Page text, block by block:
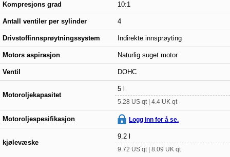
Kompresjons grad 10:1
Antall ventiler per sylinder 4
Drivstoffinnsprøytningssystem Indirekte innsprøyting
Motors aspirasjon Naturlig suget motor
Ventil DOHC
Motoroljekapasitet
5 l
5.28 US qt | 4.4 UK qt
Motoroljespesifikasjon Logg inn for å se.
kjølevæske
9.2 l
9.72 US qt | 8.09 UK qt